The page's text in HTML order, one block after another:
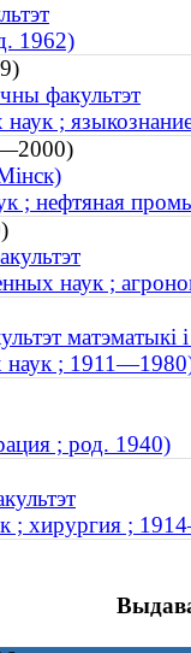
1962)
факультэт
наук ;
; нефтяная
наук ;
матэматыкі
наук ;
; род. 1940)
; хирургия ;